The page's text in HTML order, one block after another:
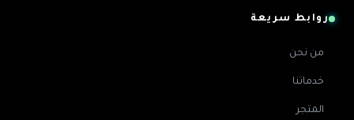
روابط سريعة
من نحن
خدماتنا
المتجر